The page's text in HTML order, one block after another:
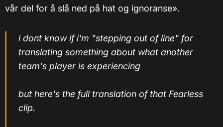
vår del for å slå ned på hat og ignoranse».
i dont know if i'm "stepping out of line" for
translating something about what another
team's player is experiencing
but here's the full translation of that Fearless
clip.